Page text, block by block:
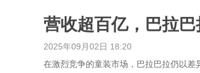
营收超百亿，巴拉
2025年09月02日 18:20
在激烈竞争的童装市场，巴拉巴拉仍以